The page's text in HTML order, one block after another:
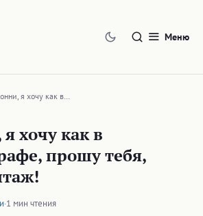
Меню
я хочу как в…
хочу как в
прошу тебя,
·1 мин чтения